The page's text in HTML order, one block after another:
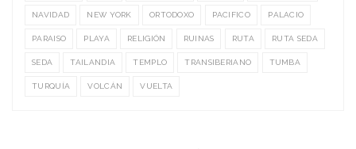
NAVIDAD NEW YORK ORTODOXO PACIFICO PALACIO
PARAISO PLAYA RELIGIÓN RUINAS RUTA RUTA SEDA
SEDA TAILANDIA TEMPLO TRANSIBERIANO TUMBA
TURQUÍA VOLCÁN VUELTA